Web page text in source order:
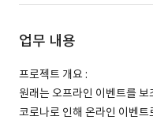
업무 내용
프로젝트 개요 :
원래는 오프라인 이벤트를
코로나로 인해 온라인 이벤